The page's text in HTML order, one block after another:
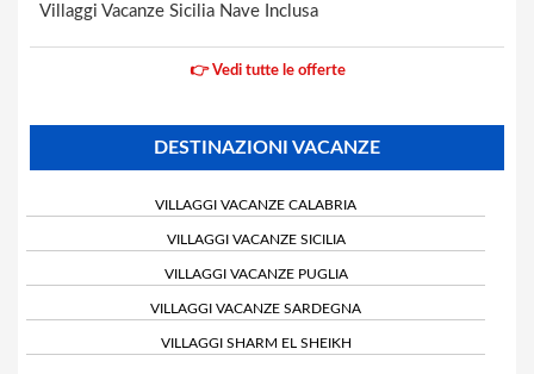
Villaggi Vacanze Sicilia Nave Inclusa
👉 Vedi tutte le offerte
DESTINAZIONI VACANZE
VILLAGGI VACANZE CALABRIA
VILLAGGI VACANZE SICILIA
VILLAGGI VACANZE PUGLIA
VILLAGGI VACANZE SARDEGNA
VILLAGGI SHARM EL SHEIKH